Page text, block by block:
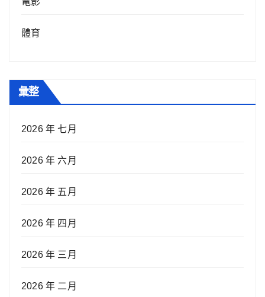
體育
彙整
2026 年 七月
2026 年 六月
2026 年 五月
2026 年 四月
2026 年 三月
2026 年 二月